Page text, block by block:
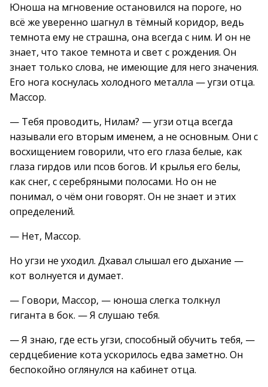
Юноша на мгновение остановился на пороге, но
всё же уверенно шагнул в тёмный коридор, ведь
темнота ему не страшна, она всегда с ним. И он не
знает, что такое темнота и свет с рождения. Он
знает только слова, не имеющие для него значения.
Его нога коснулась холодного металла — угзи отца.
Массор.
— Тебя проводить, Нилам? — угзи отца всегда
называли его вторым именем, а не основным. Они с
восхищением говорили, что его глаза белые, как
глаза гирдов или псов богов. И крылья его белы,
как снег, с серебряными полосами. Но он не
понимал, о чём они говорят. Он не знает и этих
определений.
— Нет, Массор.
Но угзи не уходил. Дхавал слышал его дыхание —
кот волнуется и думает.
— Говори, Массор, — юноша слегка толкнул
гиганта в бок. — Я слушаю тебя.
— Я знаю, где есть угзи, способный обучить тебя, —
сердцебиение кота ускорилось едва заметно. Он
беспокойно оглянулся на кабинет отца.